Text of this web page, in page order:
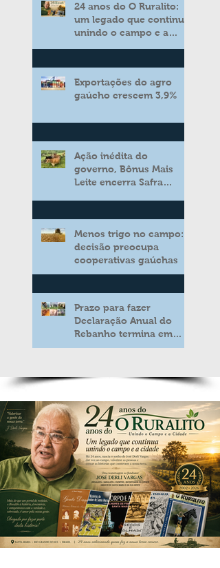
24 anos do O Ruralito:
um legado que continua
unindo o campo e a
Exportações do agro
gaúcho crescem 3,9%
Ação inédita do
governo, Bônus Mais
Leite encerra Safra
aos produtores de leite
Menos trigo no campo:
decisão preocupa
cooperativas gaúchas
Prazo para fazer
Declaração Anual do
Rebanho termina em
duas semanas